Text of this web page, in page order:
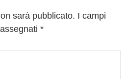
sarà pubblicato. I campi
*